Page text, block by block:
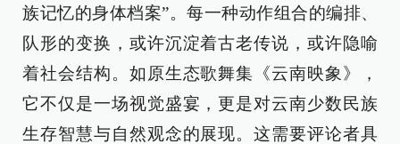
族记忆的身体档案”。每一种动作组合的编排、
队形的变换，或许沉淀着古老传说，或许隐喻
着社会结构。如原生态歌舞集《云南映象》，
它不仅是一场视觉盛宴，更是对云南少数民族
生存智慧与自然观念的展现。这需要评论者具